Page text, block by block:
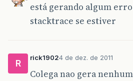
está gerando algum
stacktrace se estiver
R
rick19024 de dez. de 2011
Colega nao gera